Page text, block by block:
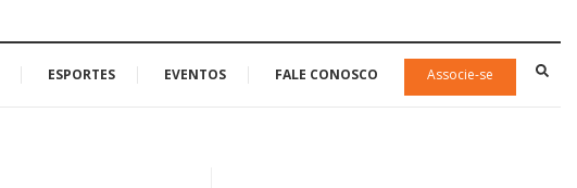
ESPORTES EVENTOS FALE CONOSCO Associe-se